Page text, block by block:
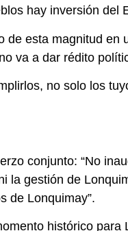
hay inversión del
de esta magnitud en
va a dar rédito
no solo los
conjunto: “No
la gestión de
de Lonquimay”.
histórico para